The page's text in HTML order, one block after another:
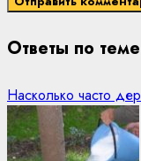
Ответы по теме
Насколько часто